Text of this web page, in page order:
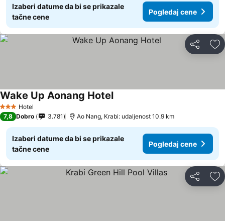
Izaberi datume da bi se prikazale
tačne cene
Pogledaj cene
Deli
3 Zvezdice
Hotel
Wake Up Aonang Hotel
7,8 Dobro 3.781 Ao Nang, Krabi: udaljenost 10.9 km
Izaberi datume da bi se prikazale
tačne cene
Pogledaj cene
Deli